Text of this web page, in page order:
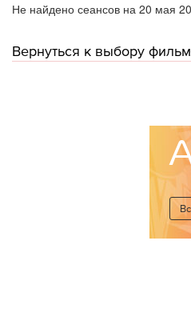
Не найдено сеансов на 20 мая
Вернуться к выбору